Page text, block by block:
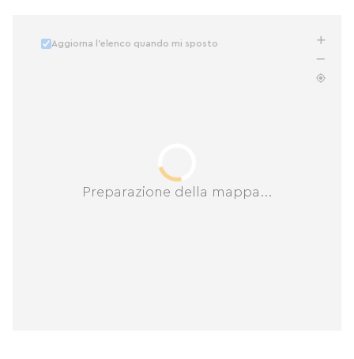
Preparazione della mappa...
Aggiorna l'elenco quando mi sposto